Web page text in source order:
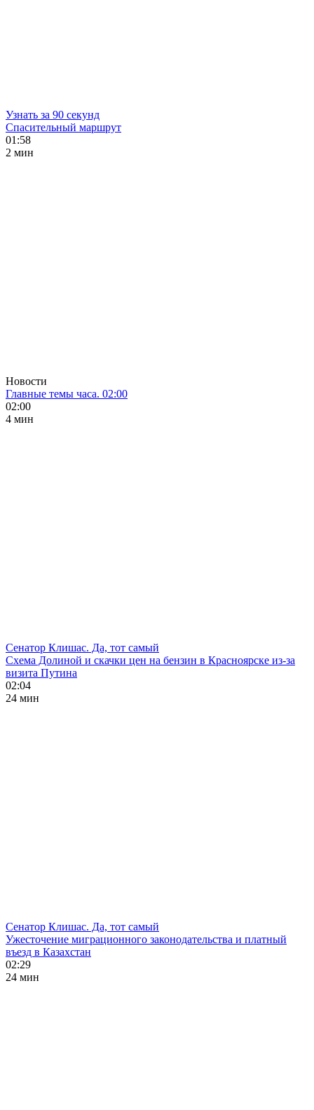
Узнать за 90 секунд
Спасительный маршрут
01:58
2 мин
Новости
Главные темы часа. 02:00
02:00
4 мин
Сенатор Клишас. Да, тот самый
Схема Долиной и скачки цен на бензин в Красноярске из-за
визита Путина
02:04
24 мин
Сенатор Клишас. Да, тот самый
Ужесточение миграционного законодательства и платный
въезд в Казахстан
02:29
24 мин